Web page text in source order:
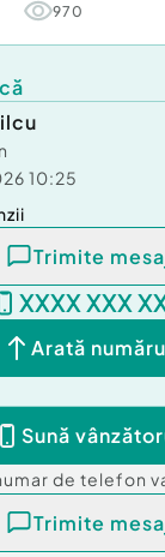
personal.
970
10:25
Trimite
XXXX XXX
Arată
Sună
de telefon
Trimite